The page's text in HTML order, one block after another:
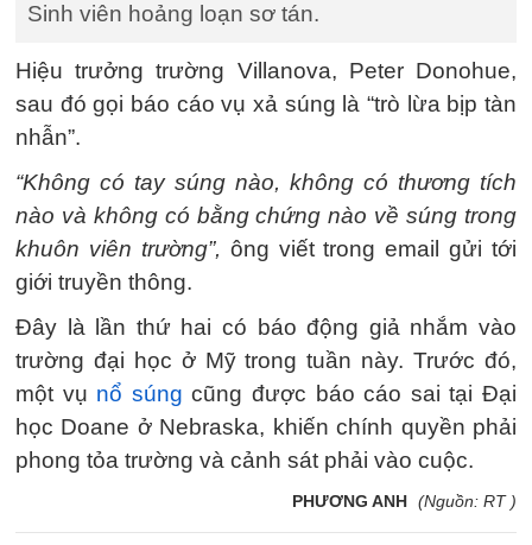
Sinh viên hoảng loạn sơ tán.
Hiệu trưởng trường Villanova, Peter Donohue,
sau đó gọi báo cáo vụ xả súng là “trò lừa bịp tàn
nhẫn”.
“Không có tay súng nào, không có thương tích
nào và không có bằng chứng nào về súng trong
khuôn viên trường”, ông viết trong email gửi tới
giới truyền thông.
Đây là lần thứ hai có báo động giả nhắm vào
trường đại học ở Mỹ trong tuần này. Trước đó,
một vụ nổ súng cũng được báo cáo sai tại Đại
học Doane ở Nebraska, khiến chính quyền phải
phong tỏa trường và cảnh sát phải vào cuộc.
PHƯƠNG ANH (Nguồn: RT )